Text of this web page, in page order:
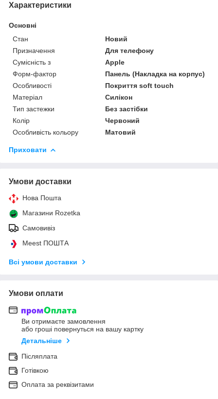
Характеристики
Основні
Стан
Новий
Призначення
Для телефону
Сумісність з
Apple
Форм-фактор
Панель (Накладка на корпус)
Особливості
Покриття soft touch
Матеріал
Силікон
Тип застежки
Без застібки
Колір
Червоний
Особливість кольору
Матовий
Приховати
Умови доставки
Нова Пошта
Магазини Rozetka
Самовивіз
Meest ПОШТА
Всі умови доставки
Умови оплати
Ви отримаєте замовлення
або гроші повернуться на вашу картку
Детальніше
Післяплата
Готівкою
Оплата за реквізитами